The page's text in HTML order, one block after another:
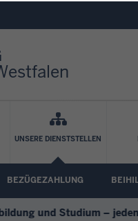
UNSERE DIENSTSTELLEN
BEZÜGEZAHLUNG
und Studium – jeden 1.